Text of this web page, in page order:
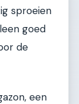
sproeien
goed
de
een